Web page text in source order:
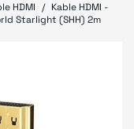
HDMI
Kable HDMI -
Starlight (SHH) 2m